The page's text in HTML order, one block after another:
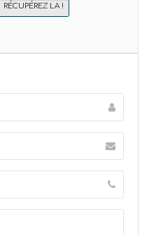
RÉCUPÉREZ LA !